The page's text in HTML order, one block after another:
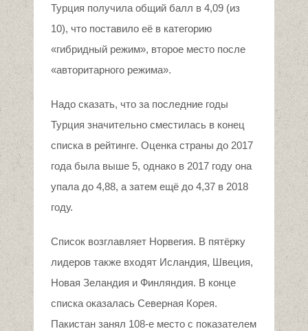
Турция получила общий балл в 4,09 (из
10), что поставило её в категорию
«гибридный режим», второе место после
«авторитарного режима».
Надо сказать, что за последние годы
Турция значительно сместилась в конец
списка в рейтинге. Оценка страны до 2017
года была выше 5, однако в 2017 году она
упала до 4,88, а затем ещё до 4,37 в 2018
году.
Список возглавляет Норвегия. В пятёрку
лидеров также входят Исландия, Швеция,
Новая Зеландия и Финляндия. В конце
списка оказалась Северная Корея.
Пакистан занял 108-е место с показателем